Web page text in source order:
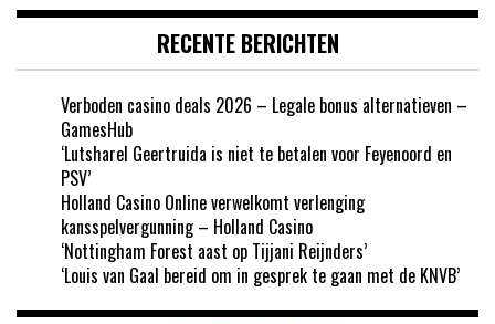
RECENTE BERICHTEN
Verboden casino deals 2026 – Legale bonus alternatieven –
GamesHub
‘Lutsharel Geertruida is niet te betalen voor Feyenoord en
PSV’
Holland Casino Online verwelkomt verlenging
kansspelvergunning – Holland Casino
‘Nottingham Forest aast op Tijjani Reijnders’
‘Louis van Gaal bereid om in gesprek te gaan met de KNVB’